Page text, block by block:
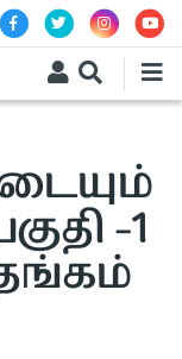
-1
தங்கம்